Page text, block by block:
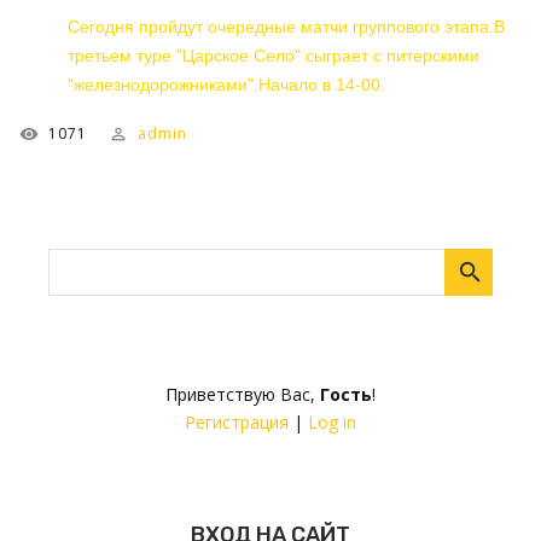
Приветствую Вас, Гость!
Регистрация | Log in
ВХОД НА САЙТ
Сегодня пройдут очередные матчи группового этапа.В
третьем туре "Царское Село" сыграет с питерскими
"железнодорожниками".Начало в 14-00.
1071 admin